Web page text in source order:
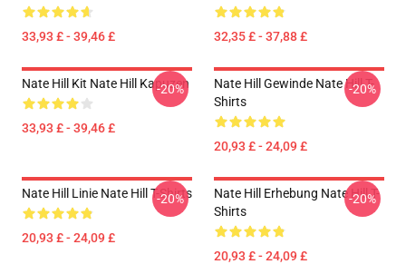
33,93 £ - 39,46 £ 32,35 £ - 37,88 £
Nate Hill Kit Nate Hill Kapuzen
33,93 £ - 39,46 £
-20%
Nate Hill Gewinde Nate Hill T-
Shirts
20,93 £ - 24,09 £
-20%
Nate Hill Linie Nate Hill T-Shirts
20,93 £ - 24,09 £
-20%
Nate Hill Erhebung Nate Hill T-
Shirts
20,93 £ - 24,09 £
-20%